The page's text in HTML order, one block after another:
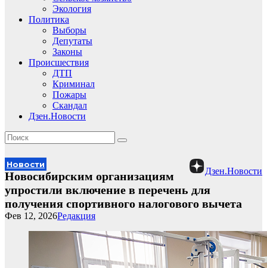
Экология
Политика
Выборы
Депутаты
Законы
Происшествия
ДТП
Криминал
Пожары
Скандал
Дзен.Новости
Дзен.Новости
Новости
Новосибирским организациям
упростили включение в перечень для
получения спортивного налогового вычета
Редакция
Фев 12, 2026